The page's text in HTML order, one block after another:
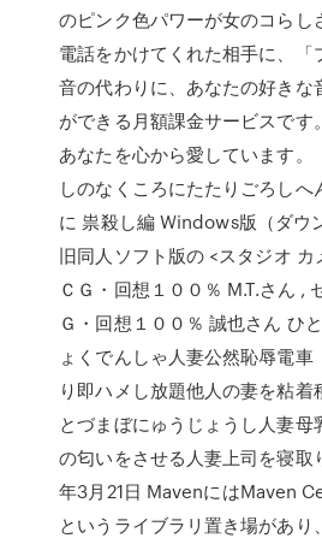
のピンク色パワーが女のコらし
電話をかけてくれた相手に、「
音の代わりに、あなたの好きな
ができる月額課金サービスで
あなたを心から愛しています。
しのなくころにたたりごろしへ
に 祟殺し編 Windows版（ダウ
旧同人ソフト版の <スタジオ カ
ＣＧ・回想１００％ M.T.さん ,
Ｇ・回想１００％ 誠也さん ひ
ょくでんしゃ人妻公然恥辱電車
り即ハメし放題他人の妻を粘着
とづまぼにゅうじょうし人妻母
の匂いをさせる人妻上司を寝取
年3月21日 MavenにはMaven
というライブラリ置き場があり